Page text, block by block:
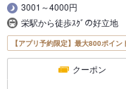
3001～4000円
栄駅から徒歩ｽｸﾞの好立地
【アプリ予約限定】最大800ポイン
クーポン